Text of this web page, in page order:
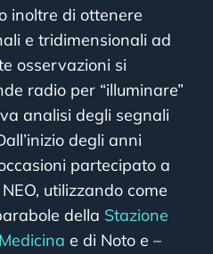
inoltre di ottenere
e tridimensionali ad
osservazioni si
radio per “illuminare”
analisi degli segnali
degli anni
partecipato a
utilizzando come
della Stazione
e di Noto e –